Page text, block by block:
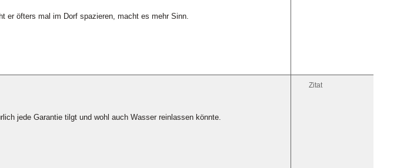
er öfters mal im Dorf spazieren, macht es mehr Sinn.
Zitat
jede Garantie tilgt und wohl auch Wasser reinlassen könnte.